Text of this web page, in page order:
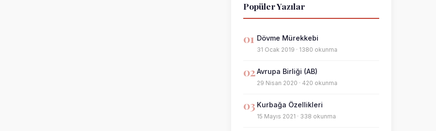
Popüler Yazılar
01 Dövme Mürekkebi
31 Ocak 2019 · 1380 okunma
02Avrupa Birliği (AB)
29 Nisan 2020 · 420 okunma
03 Kurbağa Özellikleri
15 Mayıs 2021 · 338 okunma